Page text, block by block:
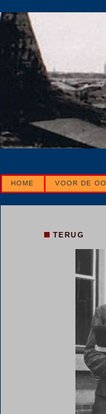
HOME VOOR DE
TERUG